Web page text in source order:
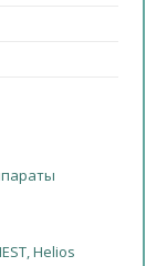
Helios